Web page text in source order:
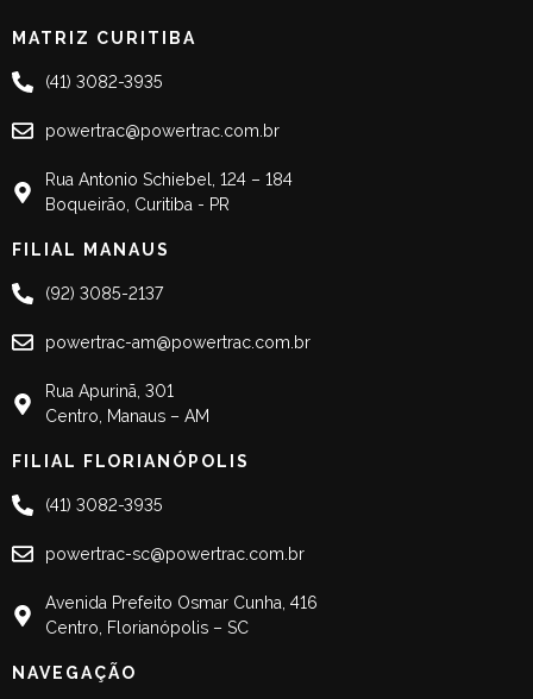
MATRIZ CURITIBA
(41) 3082-3935
powertrac@powertrac.com.br
Rua Antonio Schiebel, 124 – 184
Boqueirão, Curitiba - PR
FILIAL MANAUS
(92) 3085-2137
powertrac-am@powertrac.com.br
Rua Apurinã, 301
Centro, Manaus – AM
FILIAL FLORIANÓPOLIS
(41) 3082-3935
powertrac-sc@powertrac.com.br
Avenida Prefeito Osmar Cunha, 416
Centro, Florianópolis – SC
NAVEGAÇÃO